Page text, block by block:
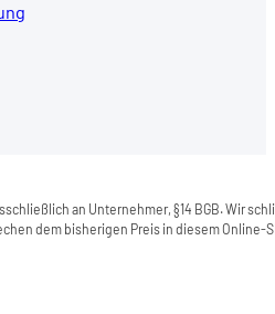
an Unternehmer, §14 BGB. Wir
dem bisherigen Preis in diesem